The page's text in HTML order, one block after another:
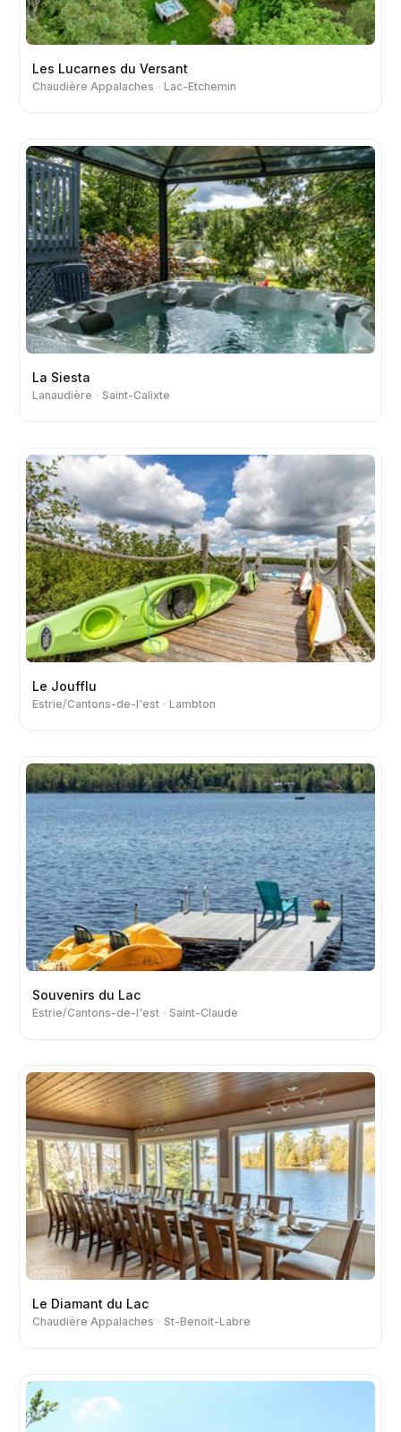
Les Lucarnes du Versant
Chaudière Appalaches Lac-Etchemin
La Siesta
Lanaudière Saint-Calixte
Le Joufflu
Estrie/Cantons-de-l'est Lambton
Souvenirs du Lac
Estrie/Cantons-de-l'est Saint-Claude
Le Diamant du Lac
Chaudière Appalaches St-Benoit-Labre